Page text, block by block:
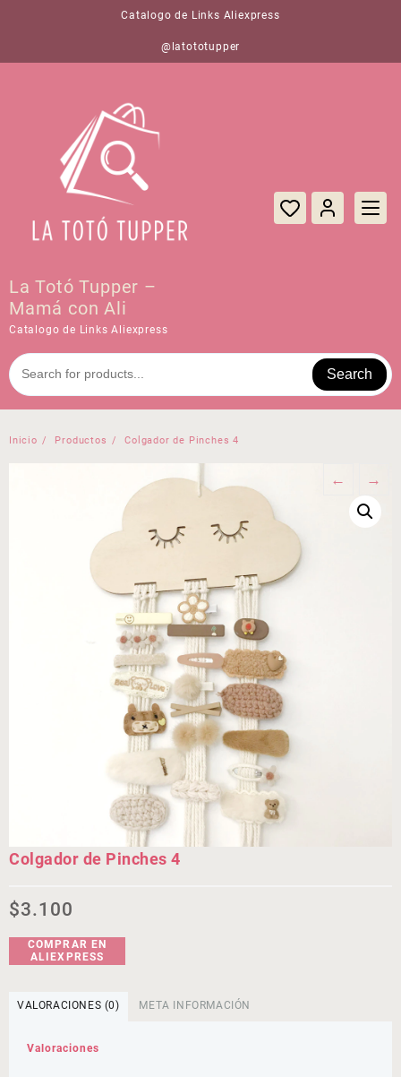
Catalogo de Links Aliexpress
@latototupper
La Totó Tupper –
Mamá con Ali
Catalogo de Links Aliexpress
Search
Inicio Productos Colgador de Pinches 4
← →
Colgador de Pinches 4
$3.100
COMPRAR EN
ALIEXPRESS
VALORACIONES (0) META INFORMACIÓN
Valoraciones